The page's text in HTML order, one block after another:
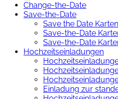
Change-the-Date
Save-the-Date
Save the Date
Save-the-Date
Save-the-Date
Hochzeitseinladungen
Einladung zur